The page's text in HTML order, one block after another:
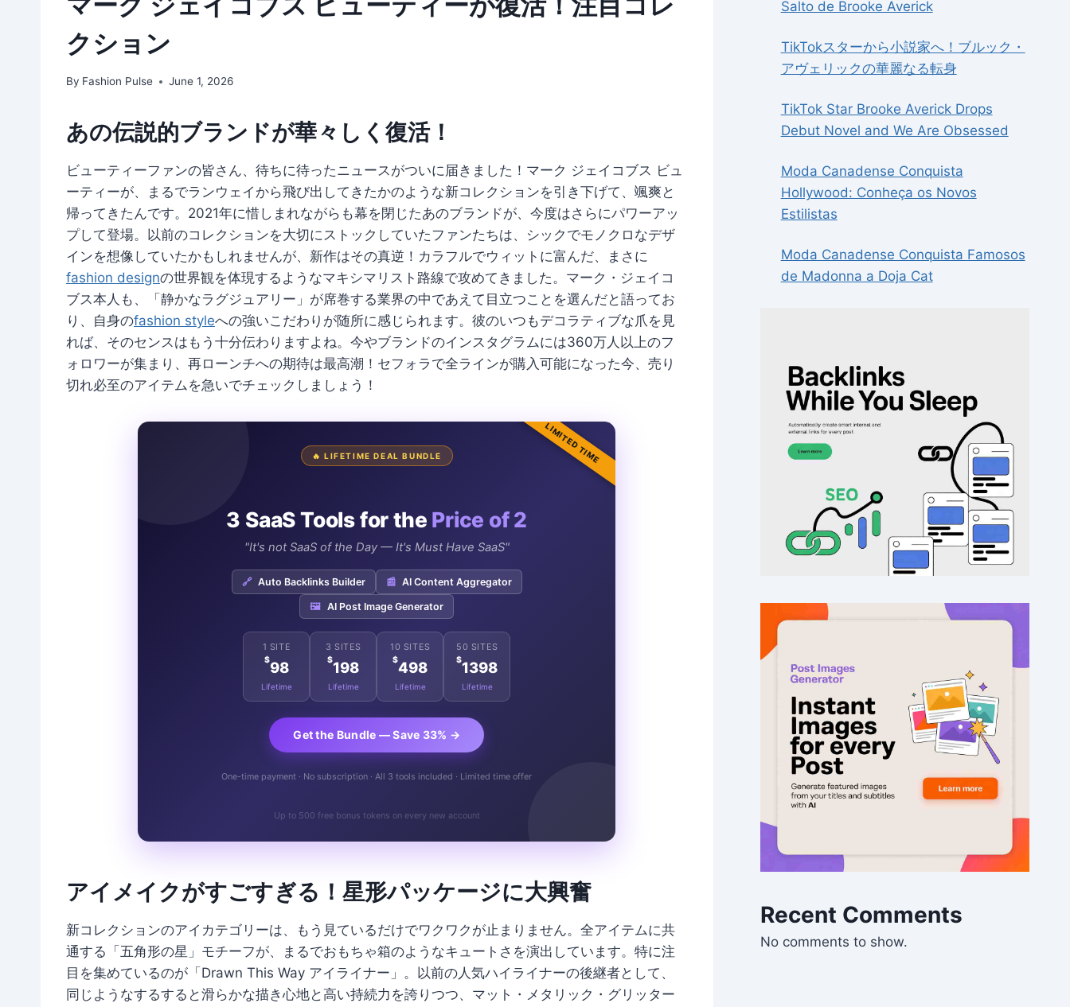
クション
By Fashion Pulse June 1, 2026
あの伝説的ブランドが華々しく復活！
ビューティーファンの皆さん、待ちに待ったニュースがついに届きました！マーク ジェイコブス ビュ
ーティーが、まるでランウェイから飛び出してきたかのような新コレクションを引き下げて、颯爽と
帰ってきたんです。2021年に惜しまれながらも幕を閉じたあのブランドが、今度はさらにパワーアッ
プして登場。以前のコレクションを大切にストックしていたファンたちは、シックでモノクロなデザ
インを想像していたかもしれませんが、新作はその真逆！カラフルでウィットに富んだ、まさに
fashion designの世界観を体現するようなマキシマリスト路線で攻めてきました。マーク・ジェイコ
ブス本人も、「静かなラグジュアリー」が席巻する業界の中であえて目立つことを選んだと語ってお
り、自身のfashion styleへの強いこだわりが随所に感じられます。彼のいつもデコラティブな爪を見
れば、そのセンスはもう十分伝わりますよね。今やブランドのインスタグラムには360万人以上のフ
ォロワーが集まり、再ローンチへの期待は最高潮！セフォラで全ラインが購入可能になった今、売り
切れ必至のアイテムを急いでチェックしましょう！
LIMITED TIME
🔥 LIFETIME DEAL BUNDLE
3 SaaS Tools for the Price of 2
"It's not SaaS of the Day — It's Must Have SaaS"
🔗 Auto Backlinks Builder 📰 AI Content Aggregator
🖼️ AI Post Image Generator
1 SITE
$98
Lifetime
3 SITES
$198
Lifetime
10 SITES
$498
Lifetime
50 SITES
$1398
Lifetime
Get the Bundle — Save 33% →
One-time payment · No subscription · All 3 tools included · Limited time offer
Up to 500 free bonus tokens on every new account
アイメイクがすごすぎる！星形パッケージに大興奮
新コレクションのアイカテゴリーは、もう見ているだけでワクワクが止まりません。全アイテムに共
通する「五角形の星」モチーフが、まるでおもちゃ箱のようなキュートさを演出しています。特に注
目を集めているのが「Drawn This Way アイライナー」。以前の人気ハイライナーの後継者として、
同じようなするすると滑らかな描き心地と高い持続力を誇りつつ、マット・メタリック・グリッター
Salto de Brooke Averick
TikTokスターから小説家へ！ブルック・
アヴェリックの華麗なる転身
TikTok Star Brooke Averick Drops
Debut Novel and We Are Obsessed
Moda Canadense Conquista
Hollywood: Conheça os Novos
Estilistas
Moda Canadense Conquista Famosos
de Madonna a Doja Cat
Recent Comments
No comments to show.